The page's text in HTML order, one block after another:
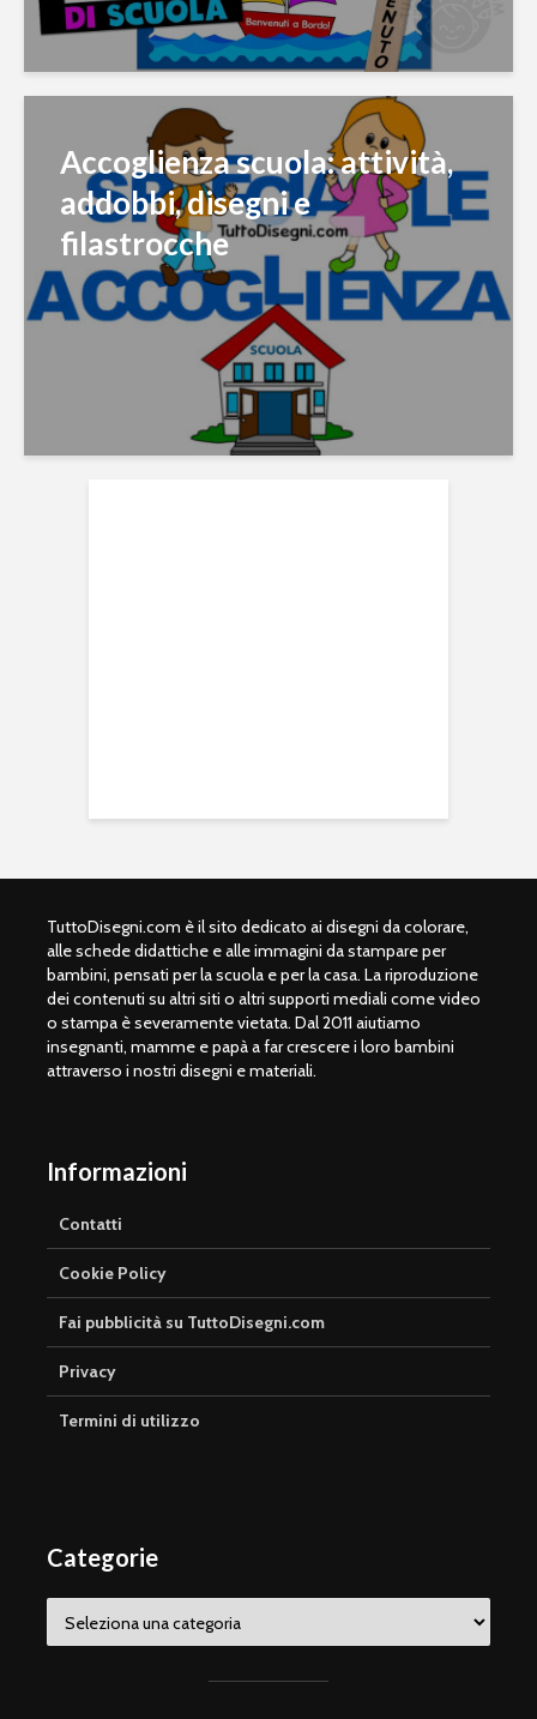
Accoglienza scuola: attività,
addobbi, disegni e
filastrocche
TuttoDisegni.com è il sito dedicato ai disegni da colorare,
alle schede didattiche e alle immagini da stampare per
bambini, pensati per la scuola e per la casa. La riproduzione
dei contenuti su altri siti o altri supporti mediali come video
o stampa è severamente vietata. Dal 2011 aiutiamo
insegnanti, mamme e papà a far crescere i loro bambini
attraverso i nostri disegni e materiali.
Informazioni
Contatti
Cookie Policy
Fai pubblicità su TuttoDisegni.com
Privacy
Termini di utilizzo
Categorie